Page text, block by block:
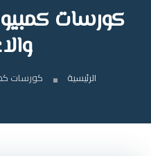
كورسات
الرئيسية كورسات